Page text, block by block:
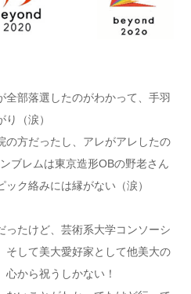
全部落選したのがわかって、手羽
（涙）
方だったし、アレがアレしたの
ブレムは東京造形OBの野老さん
ク絡みには縁がない（涙）
ったけど、芸術系大学コンソーシ
そして美大愛好家として他美大の
から祝うしかない！